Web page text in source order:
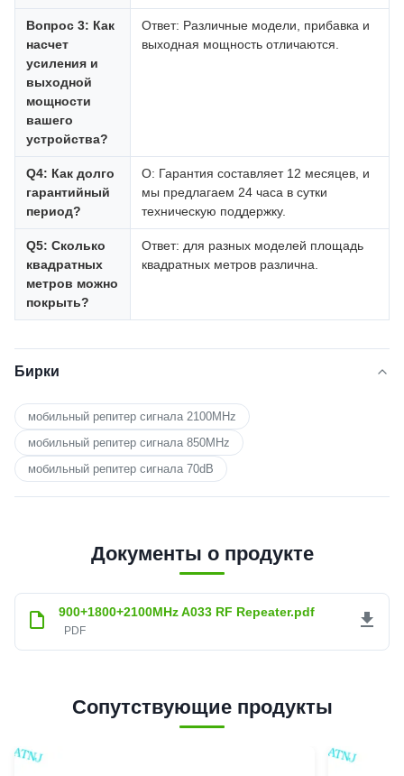
Вопрос 3: Как
насчет
усиления и
выходной
мощности
вашего
устройства?
Ответ: Различные модели, прибавка и
выходная мощность отличаются.
Q4: Как долго
гарантийный
период?
О: Гарантия составляет 12 месяцев, и
мы предлагаем 24 часа в сутки
техническую поддержку.
Q5: Сколько
квадратных
метров можно
покрыть?
Ответ: для разных моделей площадь
квадратных метров различна.
Бирки
мобильный репитер сигнала 2100MHz
мобильный репитер сигнала 850MHz
мобильный репитер сигнала 70dB
Документы о продукте
900+1800+2100MHz A033 RF Repeater.pdf
PDF
Сопутствующие продукты